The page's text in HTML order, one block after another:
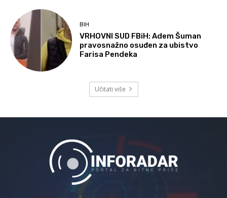
BIH
VRHOVNI SUD FBiH: Adem Šuman
pravosnažno osuđen za ubistvo
Farisa Pendeka
Učitati više